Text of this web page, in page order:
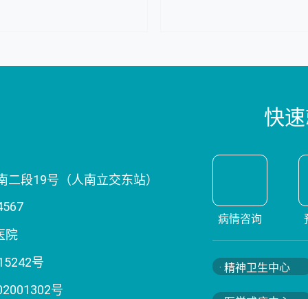
二段19号（人南立交东站）
院
号
号
快
病情咨询
· 精神卫生中心